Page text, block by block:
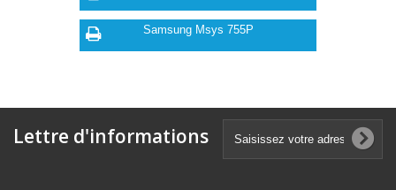
Samsung Msys 755P
Lettre d'informations